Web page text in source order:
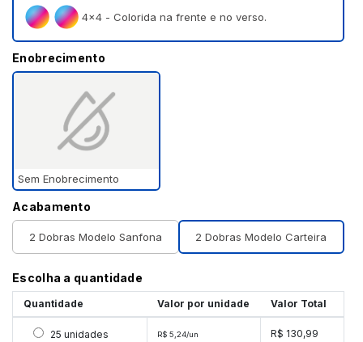
4×4 - Colorida na frente e no verso.
Enobrecimento
Sem Enobrecimento
Acabamento
2 Dobras Modelo Sanfona 2 Dobras Modelo Carteira
Escolha a quantidade
Quantidade Valor por unidade Valor Total
Selecionar 25 unidades
25 unidades R$ 5,24/un R$ 130,99